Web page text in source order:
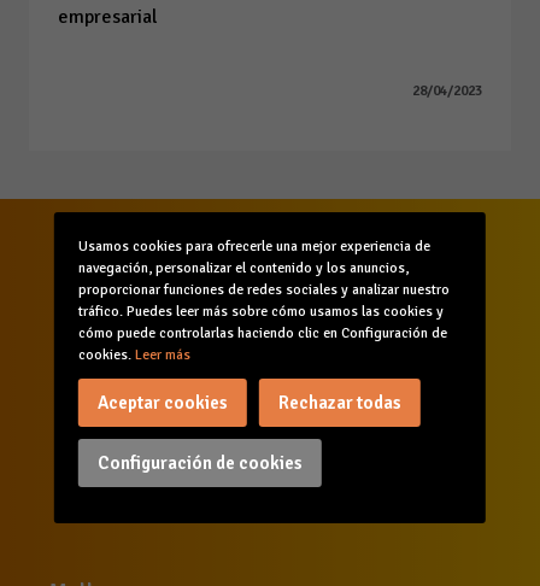
empresarial
28/04/2023
InicioQuiénes somosComunicación
ServiciosFormación
Canal de denuncias
Usamos cookies para ofrecerle una mejor experiencia de
navegación, personalizar el contenido y los anuncios,
proporcionar funciones de redes sociales y analizar nuestro
tráfico. Puedes leer más sobre cómo usamos las cookies y
cómo puede controlarlas haciendo clic en Configuración de
cookies. Leer más
Configuración de cookies
Aceptar cookies Rechazar todas